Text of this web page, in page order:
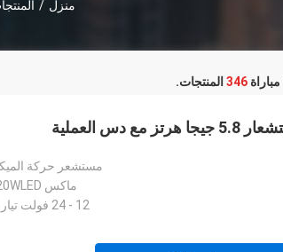
منزل /
346 المنتجات.
مستشعر حركة
ماكس 120WLED ضوء
12 - 24 فولت تيار مستمر